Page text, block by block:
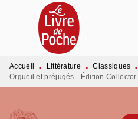
MENU RECHERCHE
PIED DE PAGE
Accueil • Littérature • Classiques •
Orgueil et préjugés - Édition Collector